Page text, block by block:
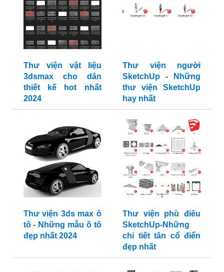
Thư viện vật liệu
3dsmax cho dân
thiết kế hot nhất
2024
Thư viện người
SketchUp - Những
thư viện SketchUp
hay nhất
Thư viện 3ds max ô
tô - Những mẫu ô tô
đẹp nhất 2024
Thư viện phù điêu
SketchUp-Những
chi tiết tân cổ điển
đẹp nhất